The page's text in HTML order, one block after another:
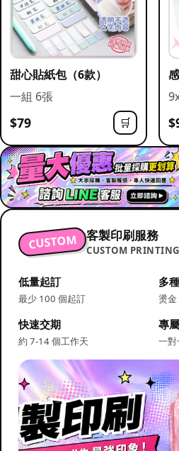
甜心貼紙包（6款）
一組 6張
$79 🛒
CUSTOM 客製印刷服務
CUSTOM
低量起訂
最少 100 個起訂
多
燙
快速交期
約 7-14 個工作天
專
一對